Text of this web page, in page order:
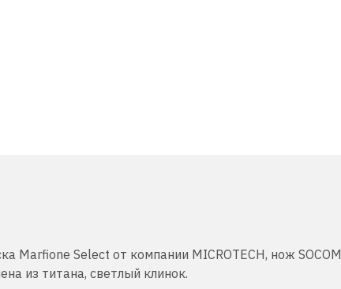
Marfione Select от компании MICROTECH, нож SOCOM
из титана, светлый клинок.